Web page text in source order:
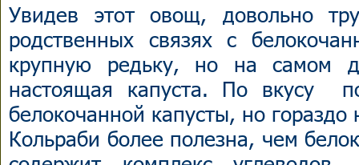
Увидев этот овощ, довольно
родственных связях с
крупную редьку, но на самом
настоящая капуста. По вкусу
белокочанной капусты, но
Кольраби более полезна, чем